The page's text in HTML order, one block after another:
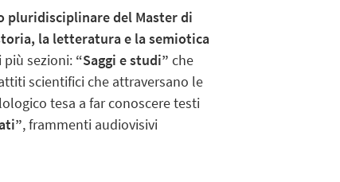
pluridisciplinare del Master di
la letteratura e la semiotica
più sezioni: “Saggi e studi” che
scientifici che attraversano le
tesa a far conoscere testi
, frammenti audiovisivi